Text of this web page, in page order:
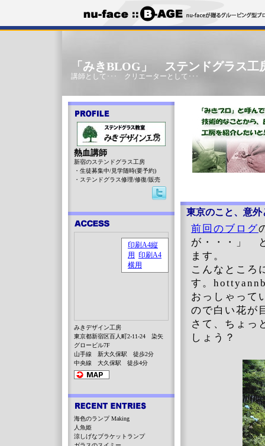
「みきBLOG」 ステンドグラス工
講師として･･･ クリエーターとして･･･
東京のこと、意外
前回のブログ
が・・・」
ます。
こんなところ
す。
おっしゃって
ので白い花が
さて、ちょっ
しょう？
熱血講師
新宿のステンドグラス工房
・生徒募集中/見学随時(要予約)
・ステンドグラス修理/修復/販売
みきデザイン工房
東京都新宿区百人町2-11-24 染矢
グロービル7F
山手線 新大久保駅 徒歩2分
中央線 大久保駅 徒歩4分
海色のランプ Making
人魚姫
涼しげなブラケットランプ